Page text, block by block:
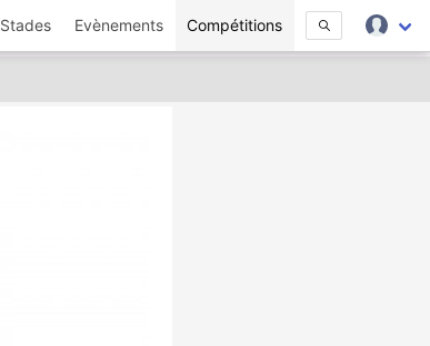
Stades Evènements Compétitions